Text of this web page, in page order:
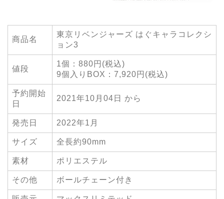
商品名
東京リベンジャーズ はぐキャラコレクシ
ョン3
値段
1個：880円(税込)
9個入りBOX：7,920円(税込)
予約開始
日
2021年10月04日 から
発売日 2022年1月
サイズ 全長約90mm
素材 ポリエステル
その他 ボールチェーン付き